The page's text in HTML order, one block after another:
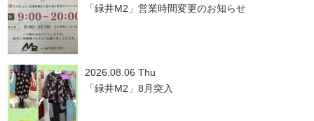
「緑井M2」営業時間変更のお知らせ
2026.08.06 Thu
「緑井M2」8月突入